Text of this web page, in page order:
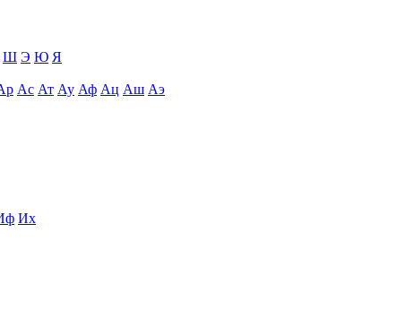
Ш Э Ю Я
Ас Ат Ау Аф Ац Аш Аэ
Их